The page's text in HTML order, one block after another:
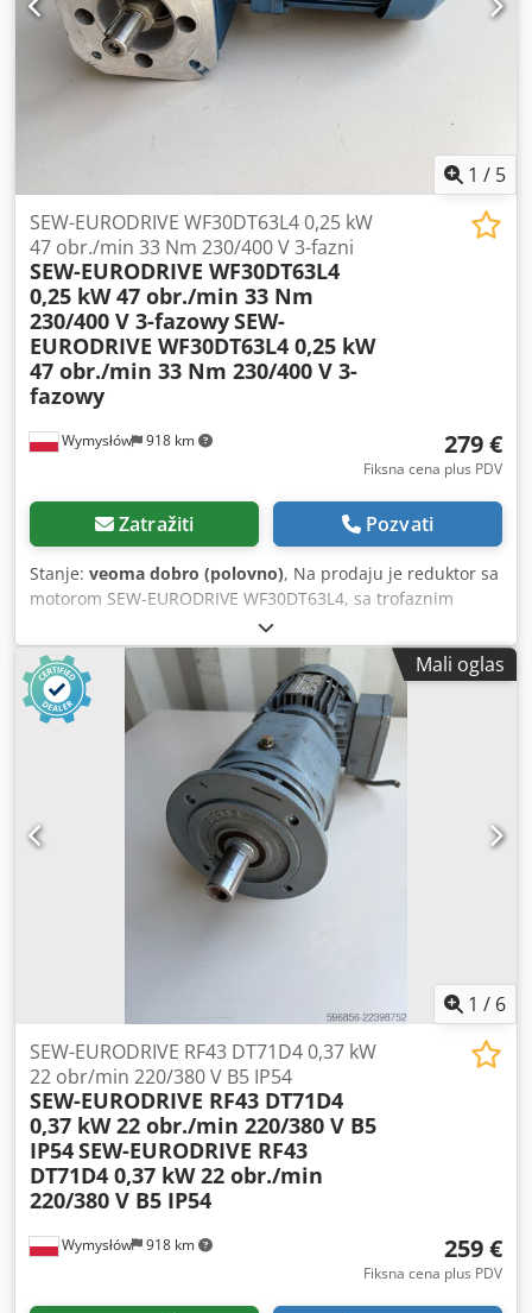
Prenosni odnos: i = 60,00 Stepen zaštite: IP54 Klasa
izolacije: F Kočnica: 24 V DC Masa: 9,46 kg
1 / 5
Wymysłów 918 km
SEW-EURODRIVE WF30DT63L4 0,25 kW
47 obr./min 33 Nm 230/400 V 3-fazni
SEW-EURODRIVE WF30DT63L4
0,25 kW 47 obr./min 33 Nm
230/400 V 3-fazowySEW-
EURODRIVE WF30DT63L4 0,25 kW
47 obr./min 33 Nm 230/400 V 3-
fazowy
279 €
Fiksna cena plus PDV
Zatražiti Pozvati
Stanje: veoma dobro (polovno), Na prodaju je reduktor sa
motorom SEW-EURODRIVE WF30DT63L4, sa trofaznim
elektromotorom snage 0,25 kW. Uređaj je u potpunosti
ispravan, testiran i spreman za rad. Tehničko i vizuelno
stanje je dobro. Primećuju se normalni znaci korišćenja
koji su rezultat eksploatacije. Robusni reduktor SEW-
EURODRIVE obezbeđuje pouzdan rad i idealan je za
transportere, transportere materijala, mašine za
pakovanje, proizvodne linije i druge industrijske primene.
Tehnički podaci: Proizvođač: SEW-EURODRIVE Tip:
WF30DT63L4 Snaga motora: 0,25 kW Napajanje: 3× 230Δ /
400Y V Brzina motora: 1300 o/min Izlazna brzina: 47 o/min
Obrtni moment: 33 Nm Rad: S1 Struja: 1,19 / 0,68 A
Frekvencija: 50 Hz Faktor snage: cos φ 0,81 Stepen zaštite:
IP54 Klasa izolacije: B Izvedba: IM B5A Csdpfoznw Ewsx
Mali oglas
1 / 6
Wymysłów 918 km
SEW-EURODRIVE RF43 DT71D4 0,37 kW
22 obr/min 220/380 V B5 IP54
SEW-EURODRIVE RF43 DT71D4
0,37 kW 22 obr./min 220/380 V B5
IP54SEW-EURODRIVE RF43
DT71D4 0,37 kW 22 obr./min
220/380 V B5 IP54
259 €
Fiksna cena plus PDV